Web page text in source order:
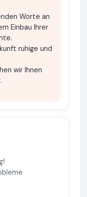
Worte an
Einbau Ihrer
ruhige und
wir Ihnen